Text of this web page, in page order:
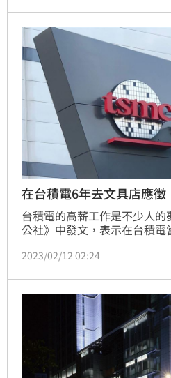
在台積電6年去文具店應
台積電的高薪工作是不少人
公社》中發文，表示在台積
文具店，同期面試的還有一位
PO大嘆，「我到底輸在哪裡
2023/02/12 02:24